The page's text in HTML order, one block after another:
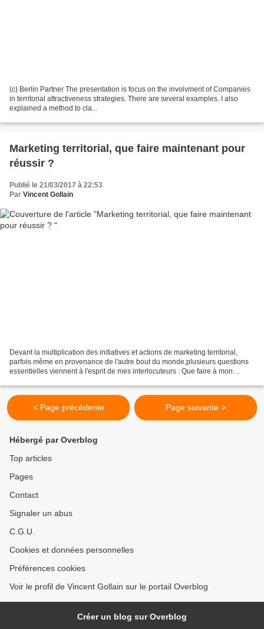
(c) Berlin Partner The presentation is focus on the involvment of Companies
in territorial attractiveness strategies. There are several examples. I also
explained a method to cla...
Marketing territorial, que faire maintenant pour
réussir ?
Publié le 21/03/2017 à 22:53
Par Vincent Gollain
Devant la multiplication des initiatives et actions de marketing territorial,
parfois même en provenance de l'autre bout du monde,plusieurs questions
essentielles viennent à l'esprit de mes interlocuteurs : Que faire à mon
< Page précédente Page suivante >
Hébergé par Overblog
Top articles
Pages
Contact
Signaler un abus
C.G.U.
Cookies et données personnelles
Préférences cookies
Voir le profil de Vincent Gollain sur le portail Overblog
Créer un blog sur Overblog